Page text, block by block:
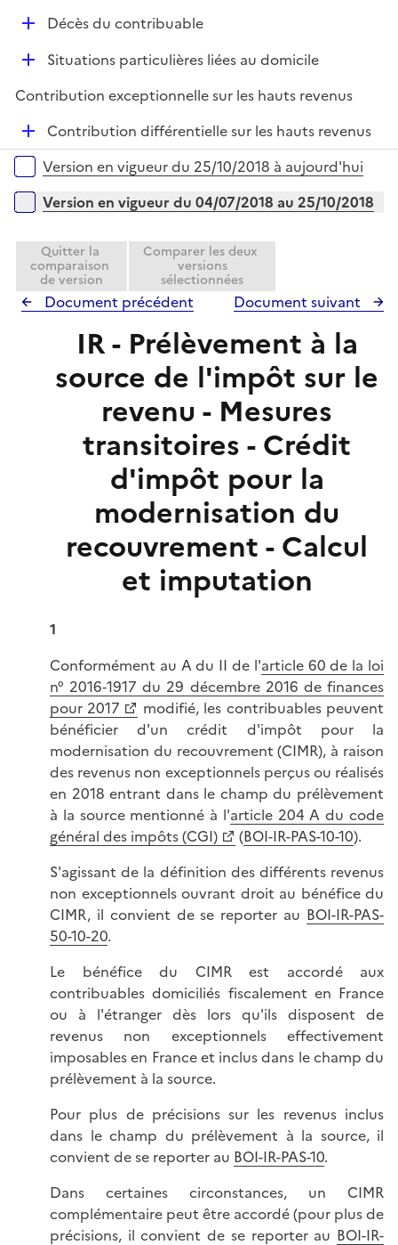
r
D
i
r
Décès du contribuable
D
p
i
e
Situations particulières liées au domicile
Contribution exceptionnelle sur les hauts revenus
D
é
p
e
r
Contribution différentielle sur les hauts revenus
Versions sur la période
Version en vigueur du 25/10/2018 à aujourd'hui
Version en vigueur du 04/07/2018 au 25/10/2018
Quitter la
comparaison
de version
Comparer les deux
versions
sélectionnées
Document précédent Document suivant
IR - Prélèvement à la
source de l'impôt sur le
revenu - Mesures
transitoires - Crédit
d'impôt pour la
modernisation du
recouvrement - Calcul
et imputation
1
Conformément au A du II de l'article 60 de la loi
n° 2016‑1917 du 29 décembre 2016 de finances
pour 2017
modifié, les contribuables peuvent
bénéficier d'un crédit d'impôt pour la
modernisation du recouvrement (CIMR), à raison
des revenus non exceptionnels perçus ou réalisés
en 2018 entrant dans le champ du prélèvement
à la source mentionné à l'article 204 A du code
général des impôts (CGI)
(BOI-IR-PAS-10-10).
S'agissant de la définition des différents revenus
non exceptionnels ouvrant droit au bénéfice du
CIMR, il convient de se reporter au BOI-IR-PAS-
50-10-20.
Le bénéfice du CIMR est accordé aux
contribuables domiciliés fiscalement en France
ou à l'étranger dès lors qu'ils disposent de
revenus non exceptionnels effectivement
imposables en France et inclus dans le champ du
prélèvement à la source.
Pour plus de précisions sur les revenus inclus
dans le champ du prélèvement à la source, il
convient de se reporter au BOI-IR-PAS-10.
Dans certaines circonstances, un CIMR
complémentaire peut être accordé (pour plus de
précisions, il convient de se reporter au BOI-IR-